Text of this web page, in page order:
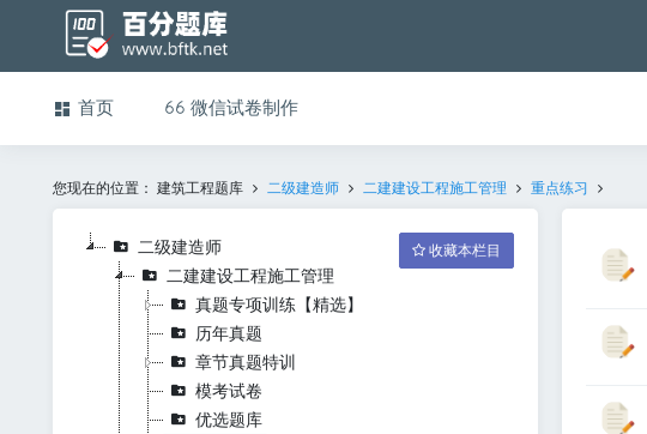
首页 微信试卷制作
您现在的位置： 建筑工程题库 二级建造师 二建建设工程施工管理 重点练习
收藏本栏目
二级建造师
二建建设工程施工管理
真题专项训练【精选】
历年真题
章节真题特训
模考试卷
优选题库